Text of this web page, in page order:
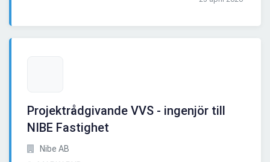
Projektrådgivande VVS - ingenjör till
NIBE Fastighet
Nibe AB